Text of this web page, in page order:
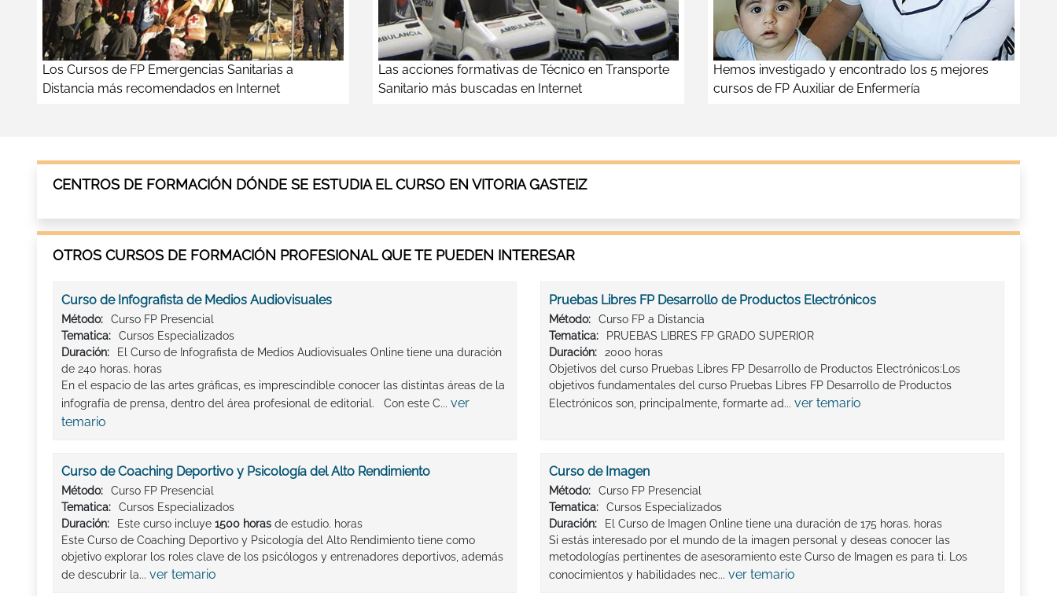
Los Cursos de FP Emergencias Sanitarias a
Distancia más recomendados en Internet
Las acciones formativas de Técnico en Transporte
Sanitario más buscadas en Internet
Hemos investigado y encontrado los 5 mejores
cursos de FP Auxiliar de Enfermería
CENTROS DE FORMACIÓN DÓNDE SE ESTUDIA EL CURSO EN VITORIA GASTEIZ
OTROS CURSOS DE FORMACIÓN PROFESIONAL QUE TE PUEDEN INTERESAR
Curso de Infografista de Medios Audiovisuales
Método:
Curso FP Presencial
Tematica:
Cursos Especializados
Duración:
El Curso de Infografista de Medios Audiovisuales Online tiene una duración
de 240 horas. horas
En el espacio de las artes gráficas, es imprescindible conocer las distintas áreas de la
infografía de prensa, dentro del área profesional de editorial. Con este C... ver
temario
Pruebas Libres FP Desarrollo de Productos Electrónicos
Método:
Curso FP a Distancia
Tematica:
PRUEBAS LIBRES FP GRADO SUPERIOR
Duración:
2000 horas
Objetivos del curso Pruebas Libres FP Desarrollo de Productos Electrónicos:Los
objetivos fundamentales del curso Pruebas Libres FP Desarrollo de Productos
Electrónicos son, principalmente, formarte ad... ver temario
Curso de Coaching Deportivo y Psicología del Alto Rendimiento
Método:
Curso FP Presencial
Tematica:
Cursos Especializados
Duración:
Este curso incluye 1500 horas de estudio. horas
Este Curso de Coaching Deportivo y Psicología del Alto Rendimiento tiene como
objetivo explorar los roles clave de los psicólogos y entrenadores deportivos, además
de descubrir la... ver temario
Curso de Imagen
Método:
Curso FP Presencial
Tematica:
Cursos Especializados
Duración:
El Curso de Imagen Online tiene una duración de 175 horas. horas
Si estás interesado por el mundo de la imagen personal y deseas conocer las
metodologías pertinentes de asesoramiento este Curso de Imagen es para ti. Los
conocimientos y habilidades nec... ver temario